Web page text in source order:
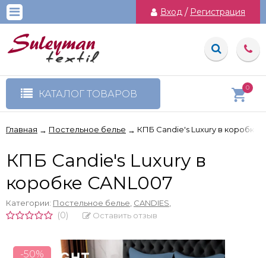
Вход / Регистрация
КАТАЛОГ ТОВАРОВ
0
Главная → Постельное белье → КПБ Candie's Luxury в коробке
КПБ Candie's Luxury в
коробке CANL007
Категории: Постельное белье CANDIES
(0) Оставить отзыв
-50%